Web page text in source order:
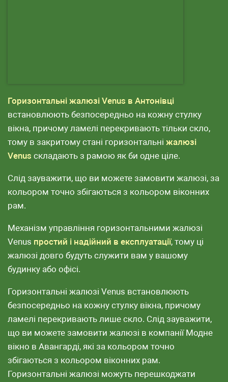
Горизонтальні жалюзі Venus в Антонівці
встановлюють безпосередньо на кожну стулку
вікна, причому ламелі перекривають тільки скло,
тому в закритому стані горизонтальні жалюзі
Venus складають з рамою як би одне ціле.
Слід зауважити, що ви можете замовити жалюзі, за
кольором точно збігаються з кольором віконних
рам.
Механізм управління горизонтальними жалюзі
Venus простий і надійний в експлуатації, тому ці
жалюзі довго будуть служити вам у вашому
будинку або офісі.
Горизонтальні жалюзі Venus встановлюють
безпосередньо на кожну стулку вікна, причому
ламелі перекривають лише скло. Слід зауважити,
що ви можете замовити жалюзі в компанії Модне
вікно в Авангарді, які за кольором точно
збігаються з кольором віконних рам.
Горизонтальні жалюзі можуть перешкоджати